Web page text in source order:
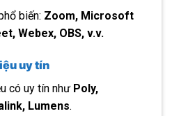
biến: Zoom, Microsoft
Webex, OBS, v.v.
uy tín
có uy tín như Poly,
Lumens.